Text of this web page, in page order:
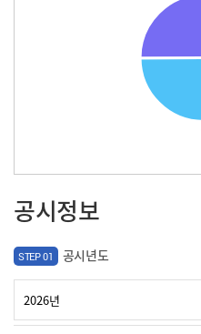
공시정보
STEP 01 공시년도